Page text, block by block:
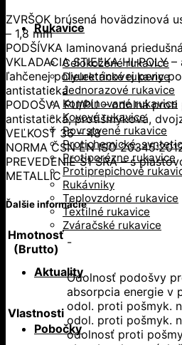
Rukavice
Celokožené rukavice
Dielektrické rukavice
Jednorazové rukavice
Kombinované rukavice
Kovové rukavice
Povrstvené rukavice
Protichemické,
Protiporézne rukavice
Protiprepichové
Rukávniky
Teplovzdorné rukavice
Textilné rukavice
Zváračské rukavice
Aktuality
Pobočky
ZVRŠOK brúsená hovädzinová
– 1,8 mm
PODŠÍVKA laminovaná
VKLADACIA STIEĽKA HI-POLY
ľahčenej polyuretánovej peny
antistatická
PODOŠVA PU/PU – odolná
antistatická, protišmyková,
VEĽKOSŤ 36 – 48
NORMA ČSN EN ISO
PREVEDENIE S1 SRA – s
METALLIC
Ďalšie informácie
Hmotnosť
(Brutto)
-
Vlastnosti
Odolnosť podošvy
absorpcia energie v
odol. proti pošmyk.
odol. proti pošmyk.
odolnosť proti